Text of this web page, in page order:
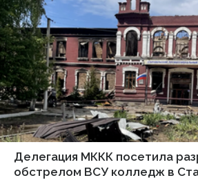
Делегация МККК посетила
обстрелом ВСУ колледж в